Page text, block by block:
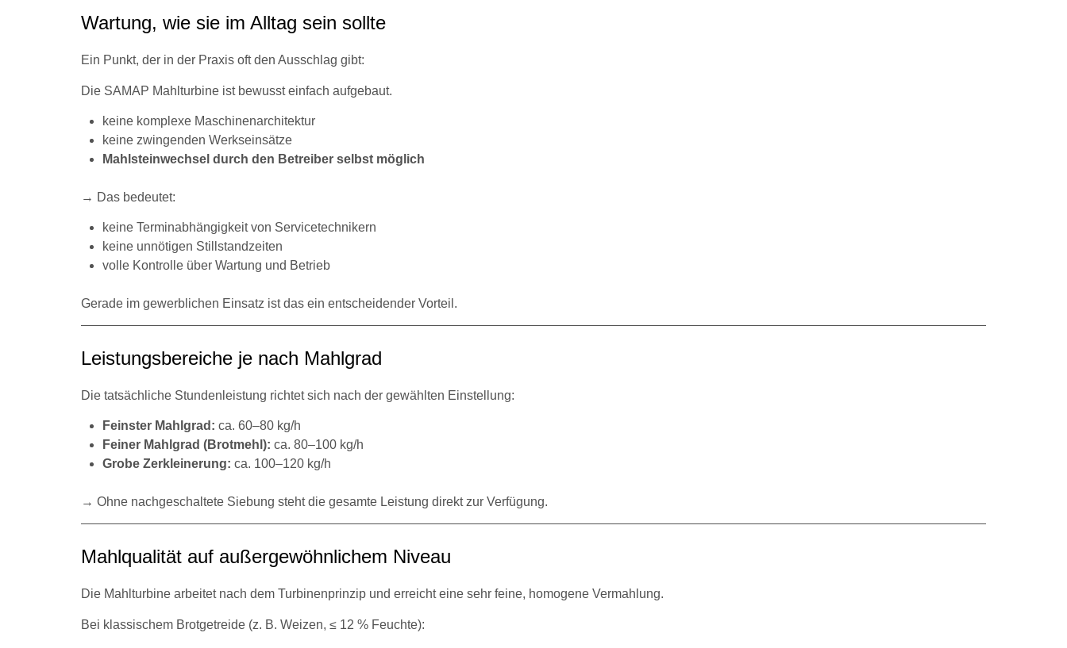
Wartung, wie sie im Alltag sein sollte
Ein Punkt, der in der Praxis oft den Ausschlag gibt:
Die SAMAP Mahlturbine ist bewusst einfach aufgebaut.
keine komplexe Maschinenarchitektur
keine zwingenden Werkseinsätze
Mahlsteinwechsel durch den Betreiber selbst möglich
→ Das bedeutet:
keine Terminabhängigkeit von Servicetechnikern
keine unnötigen Stillstandzeiten
volle Kontrolle über Wartung und Betrieb
Gerade im gewerblichen Einsatz ist das ein entscheidender Vorteil.
Leistungsbereiche je nach Mahlgrad
Die tatsächliche Stundenleistung richtet sich nach der gewählten Einstellung:
Feinster Mahlgrad: ca. 60–80 kg/h
Feiner Mahlgrad (Brotmehl): ca. 80–100 kg/h
Grobe Zerkleinerung: ca. 100–120 kg/h
→ Ohne nachgeschaltete Siebung steht die gesamte Leistung direkt zur Verfügung.
Mahlqualität auf außergewöhnlichem Niveau
Die Mahlturbine arbeitet nach dem Turbinenprinzip und erreicht eine sehr feine, homogene Vermahlung.
Bei klassischem Brotgetreide (z. B. Weizen, ≤ 12 % Feuchte):